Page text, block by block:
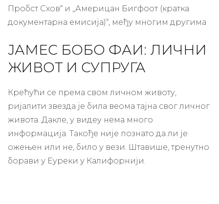
Пробст Схов“ и „Америцан Бигфоот (кратка
документарна емисија)“, међу многим другима
ЈАМЕС БОБО ФАИ: ЛИЧНИ
ЖИВОТ И СУПРУГА
Крећући се према свом личном животу,
ријалити звезда је била веома тајна свог личног
живота. Дакле, у видеу нема много
информација. Такође није познато да ли је
ожењен или не, било у вези. Штавише, тренутно
борави у Еуреки у Калифорнији.